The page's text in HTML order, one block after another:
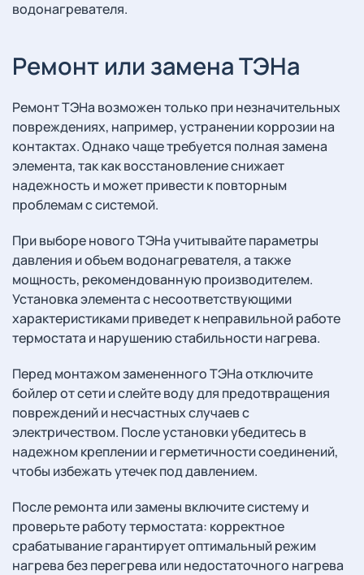
водонагревателя.
Ремонт или замена ТЭНа
Ремонт ТЭНа возможен только при незначительных
повреждениях, например, устранении коррозии на
контактах. Однако чаще требуется полная замена
элемента, так как восстановление снижает
надежность и может привести к повторным
проблемам с системой.
При выборе нового ТЭНа учитывайте параметры
давления и объем водонагревателя, а также
мощность, рекомендованную производителем.
Установка элемента с несоответствующими
характеристиками приведет к неправильной работе
термостата и нарушению стабильности нагрева.
Перед монтажом замененного ТЭНа отключите
бойлер от сети и слейте воду для предотвращения
повреждений и несчастных случаев с
электричеством. После установки убедитесь в
надежном креплении и герметичности соединений,
чтобы избежать утечек под давлением.
После ремонта или замены включите систему и
проверьте работу термостата: корректное
срабатывание гарантирует оптимальный режим
нагрева без перегрева или недостаточного нагрева